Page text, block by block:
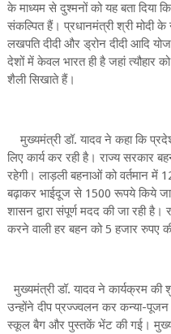
के माध्यम से दुश्मनों को यह बता दिया
संकल्पित हैं। प्रधानमंत्री श्री मोदी
लखपति दीदी और ड्रोन दीदी आदि
देशों में केवल भारत ही है जहां त्यौहार
शैली सिखाते हैं।
मुख्यमंत्री डॉ. यादव ने कहा कि
लिए कार्य कर रही है। राज्य सरकार
रहेगी। लाड़ली बहनाओं को वर्तमान में
बढ़ाकर भाईदूज से 1500 रूपये किये
शासन द्वारा संपूर्ण मदद की जा रही
करने वाली हर बहन को 5 हजार रुपए
मुख्यमंत्री डॉ. यादव ने कार्यक्रम
उन्होंने दीप प्रज्ज्वलन कर कन्या-
स्कूल बैग और पुस्तकें भेंट की गई।